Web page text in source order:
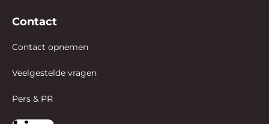
Contact
Contact opnemen
Veelgestelde vragen
Pers & PR